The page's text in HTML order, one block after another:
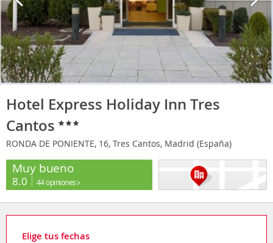
Hotel Express Holiday Inn Tres
Cantos
RONDA DE PONIENTE, 16, Tres Cantos, Madrid (España)
Muy bueno
8.0 44 opiniones
Elige tus fechas